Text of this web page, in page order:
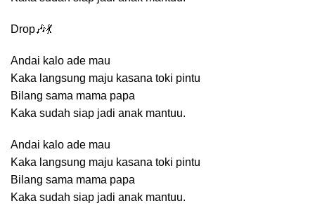
Drop🎶💃
Andai kalo ade mau
Kaka langsung maju kasana toki pintu
Bilang sama mama papa
Kaka sudah siap jadi anak mantuu.
Andai kalo ade mau
Kaka langsung maju kasana toki pintu
Bilang sama mama papa
Kaka sudah siap jadi anak mantuu.